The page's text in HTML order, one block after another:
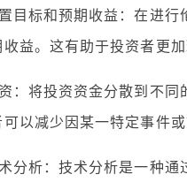
目标和预期收益：在进
益。这有助于投资者更
：将投资资金分散到不
以减少因某一特定事件
分析：技术分析是一种